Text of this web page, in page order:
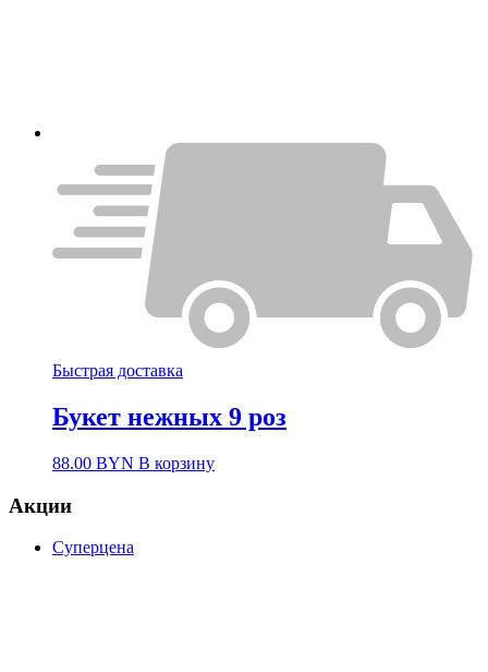
Быстрая доставка
Букет нежных 9 роз
88.00 BYN В корзину
Акции
Суперцена